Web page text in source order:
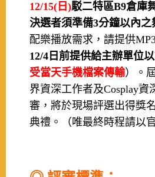
12/15(日)駁二特區B9倉庫
決選者須準備3分鐘以內之
配樂播放需求，請提供
12/4日前提供給主辦單位
受當天手機檔案傳輸）。
界資深工作者及Cosplay資
審，將於現場評選出得獎
典禮。（唯最終時程請以